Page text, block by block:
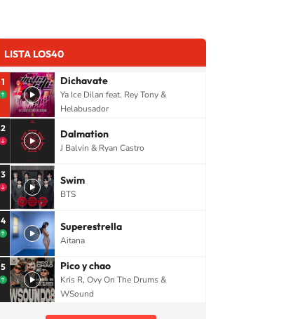
LISTA LOS40
1 Dichavate
Ya Ice Dilan feat. Rey Tony &
Helabusador
2 Dalmation
J Balvin & Ryan Castro
3 Swim
BTS
4 Superestrella
Aitana
5 Pico y chao
Kris R, Ovy On The Drums &
WSound